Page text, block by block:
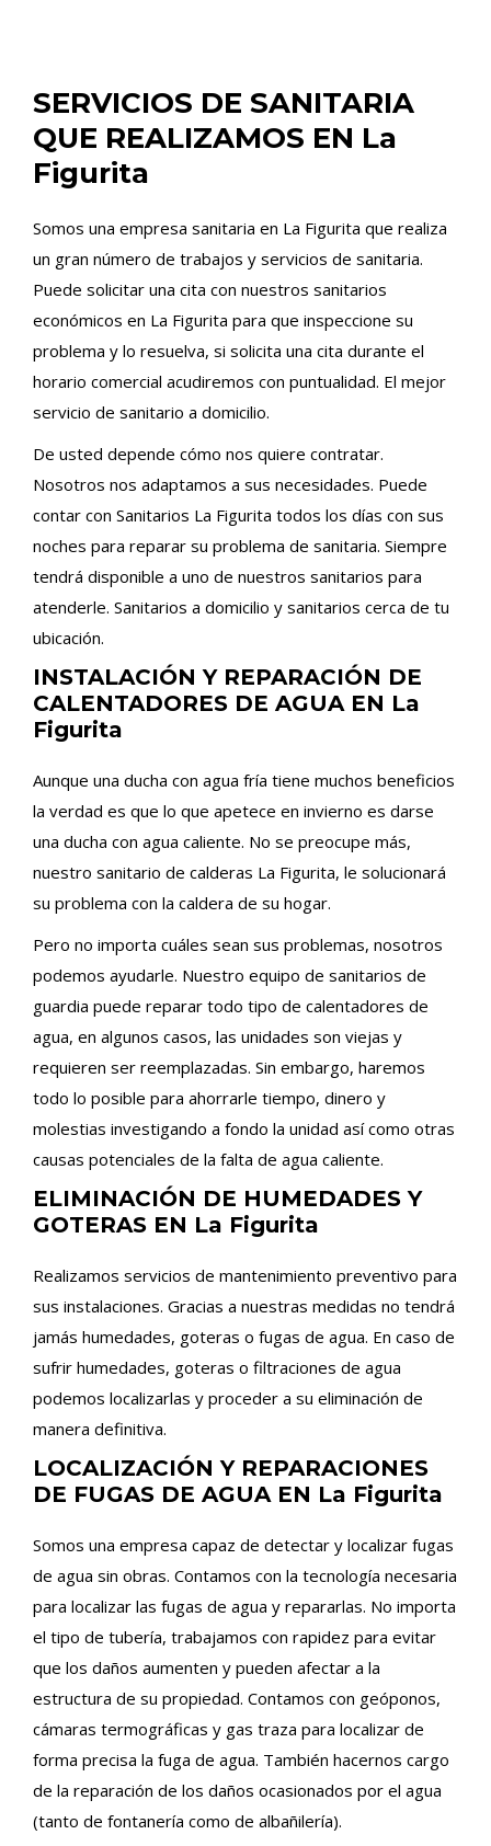
SERVICIOS DE SANITARIA
QUE REALIZAMOS EN La
Figurita
Somos una empresa sanitaria en La Figurita que realiza
un gran número de trabajos y servicios de sanitaria.
Puede solicitar una cita con nuestros sanitarios
económicos en La Figurita para que inspeccione su
problema y lo resuelva, si solicita una cita durante el
horario comercial acudiremos con puntualidad. El mejor
servicio de sanitario a domicilio.
De usted depende cómo nos quiere contratar.
Nosotros nos adaptamos a sus necesidades. Puede
contar con Sanitarios La Figurita todos los días con sus
noches para reparar su problema de sanitaria. Siempre
tendrá disponible a uno de nuestros sanitarios para
atenderle. Sanitarios a domicilio y sanitarios cerca de tu
ubicación.
INSTALACIÓN Y REPARACIÓN DE
CALENTADORES DE AGUA EN La
Figurita
Aunque una ducha con agua fría tiene muchos beneficios
la verdad es que lo que apetece en invierno es darse
una ducha con agua caliente. No se preocupe más,
nuestro sanitario de calderas La Figurita, le solucionará
su problema con la caldera de su hogar.
Pero no importa cuáles sean sus problemas, nosotros
podemos ayudarle. Nuestro equipo de sanitarios de
guardia puede reparar todo tipo de calentadores de
agua, en algunos casos, las unidades son viejas y
requieren ser reemplazadas. Sin embargo, haremos
todo lo posible para ahorrarle tiempo, dinero y
molestias investigando a fondo la unidad así como otras
causas potenciales de la falta de agua caliente.
ELIMINACIÓN DE HUMEDADES Y
GOTERAS EN La Figurita
Realizamos servicios de mantenimiento preventivo para
sus instalaciones. Gracias a nuestras medidas no tendrá
jamás humedades, goteras o fugas de agua. En caso de
sufrir humedades, goteras o filtraciones de agua
podemos localizarlas y proceder a su eliminación de
manera definitiva.
LOCALIZACIÓN Y REPARACIONES
DE FUGAS DE AGUA EN La Figurita
Somos una empresa capaz de detectar y localizar fugas
de agua sin obras. Contamos con la tecnología necesaria
para localizar las fugas de agua y repararlas. No importa
el tipo de tubería, trabajamos con rapidez para evitar
que los daños aumenten y pueden afectar a la
estructura de su propiedad. Contamos con geóponos,
cámaras termográficas y gas traza para localizar de
forma precisa la fuga de agua. También hacernos cargo
de la reparación de los daños ocasionados por el agua
(tanto de fontanería como de albañilería).